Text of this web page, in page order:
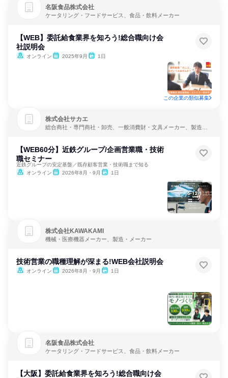
名阪食品株式会社
ケータリング・フードサービス、食品・飲料メーカー
【WEB】委託給食業界を知ろう!総合職向け会
社説明会
オンライン 2025年9月 1日
この企業の類似募集
株式会社サカエ
総合商社・専門商社・卸売、一般消費財・文具メーカー、製造・
【WEB60分】近鉄グループ/企画営業職・技術
職セミナー
近鉄グループの安定基盤／既存顧客営業・技術職まで知る
オンライン
2026年8月・9月 1日
株式会社KAWAKAMI
機械・医療機器メーカー、製造・メーカー
技術営業の職種理解が深まる!WEB会社説明会
オンライン 2026年8月・9月 1日
名阪食品株式会社
ケータリング・フードサービス、食品・飲料メーカー
【大阪】委託給食業界を知ろう!総合職向け会